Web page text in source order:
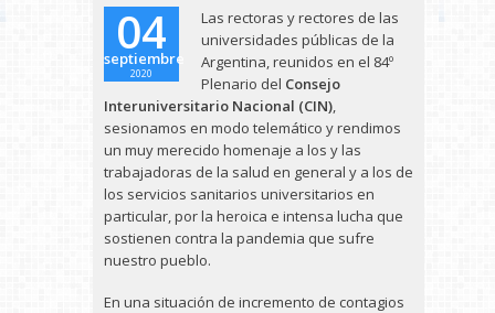
04
septiembre
2020
Las rectoras y rectores de las
universidades públicas de la
Argentina, reunidos en el 84º
Plenario del Consejo
Interuniversitario Nacional (CIN),
sesionamos en modo telemático y rendimos
un muy merecido homenaje a los y las
trabajadoras de la salud en general y a los de
los servicios sanitarios universitarios en
particular, por la heroica e intensa lucha que
sostienen contra la pandemia que sufre
nuestro pueblo.
En una situación de incremento de contagios